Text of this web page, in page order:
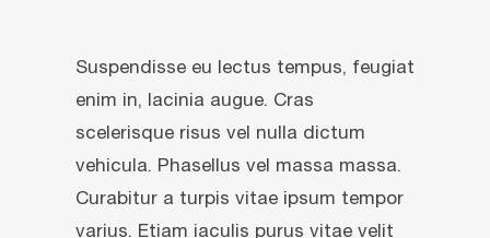
Suspendisse eu lectus tempus, feugiat
enim in, lacinia augue. Cras
scelerisque risus vel nulla dictum
vehicula. Phasellus vel massa massa.
Curabitur a turpis vitae ipsum tempor
varius. Etiam iaculis purus vitae velit